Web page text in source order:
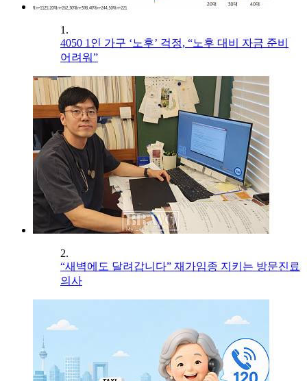
1.
4050 1인 가구 ‘노후’ 걱정, “노후 대비 자금 준비
어려워”
2.
“새벽에도 달려갑니다” 재가임종 지키는 방문진료
의사